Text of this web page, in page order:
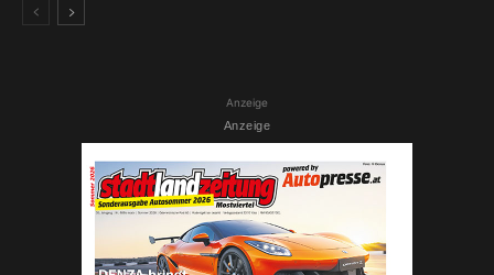
Anzeige
Anzeige